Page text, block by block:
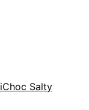
iChoc Salty